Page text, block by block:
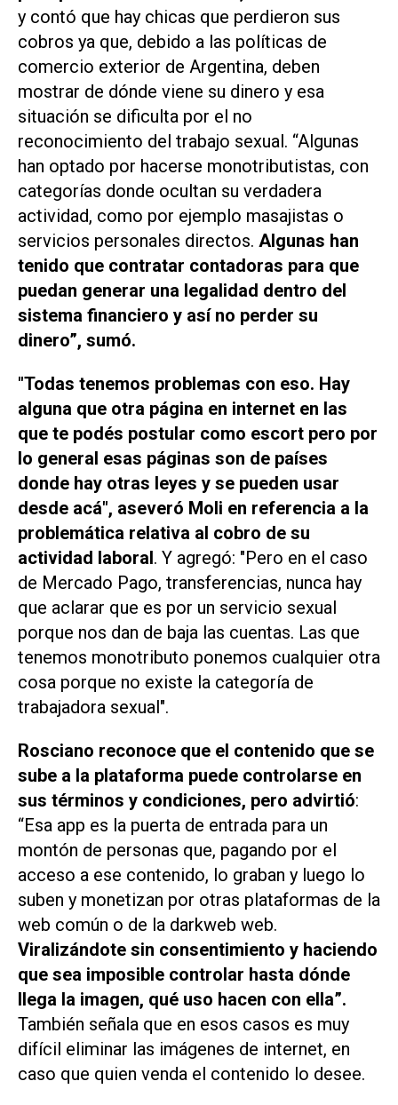
y contó que hay chicas que perdieron sus
cobros ya que, debido a las políticas de
comercio exterior de Argentina, deben
mostrar de dónde viene su dinero y esa
situación se dificulta por el no
reconocimiento del trabajo sexual. “Algunas
han optado por hacerse monotributistas, con
categorías donde ocultan su verdadera
actividad, como por ejemplo masajistas o
servicios personales directos. Algunas han
tenido que contratar contadoras para que
puedan generar una legalidad dentro del
sistema financiero y así no perder su
dinero”, sumó.
"Todas tenemos problemas con eso. Hay
alguna que otra página en internet en las
que te podés postular como escort pero por
lo general esas páginas son de países
donde hay otras leyes y se pueden usar
desde acá", aseveró Moli en referencia a la
problemática relativa al cobro de su
actividad laboral. Y agregó: "Pero en el caso
de Mercado Pago, transferencias, nunca hay
que aclarar que es por un servicio sexual
porque nos dan de baja las cuentas. Las que
tenemos monotributo ponemos cualquier otra
cosa porque no existe la categoría de
trabajadora sexual".
Rosciano reconoce que el contenido que se
sube a la plataforma puede controlarse en
sus términos y condiciones, pero advirtió:
“Esa app es la puerta de entrada para un
montón de personas que, pagando por el
acceso a ese contenido, lo graban y luego lo
suben y monetizan por otras plataformas de la
web común o de la darkweb web.
Viralizándote sin consentimiento y haciendo
que sea imposible controlar hasta dónde
llega la imagen, qué uso hacen con ella”.
También señala que en esos casos es muy
difícil eliminar las imágenes de internet, en
caso que quien venda el contenido lo desee.